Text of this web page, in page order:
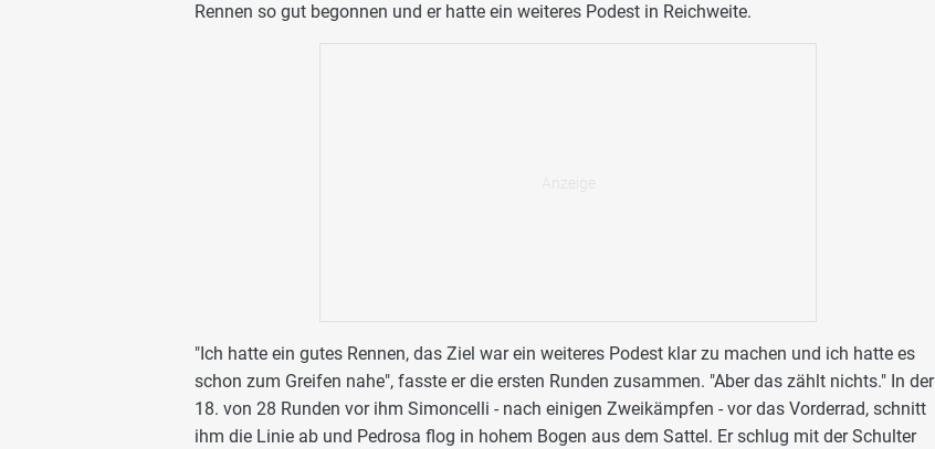
Rennen so gut begonnen und er hatte ein weiteres Podest in Reichweite.
"Ich hatte ein gutes Rennen, das Ziel war ein weiteres Podest klar zu machen und ich hatte es
schon zum Greifen nahe", fasste er die ersten Runden zusammen. "Aber das zählt nichts." In der
18. von 28 Runden vor ihm Simoncelli - nach einigen Zweikämpfen - vor das Vorderrad, schnitt
ihm die Linie ab und Pedrosa flog in hohem Bogen aus dem Sattel. Er schlug mit der Schulter